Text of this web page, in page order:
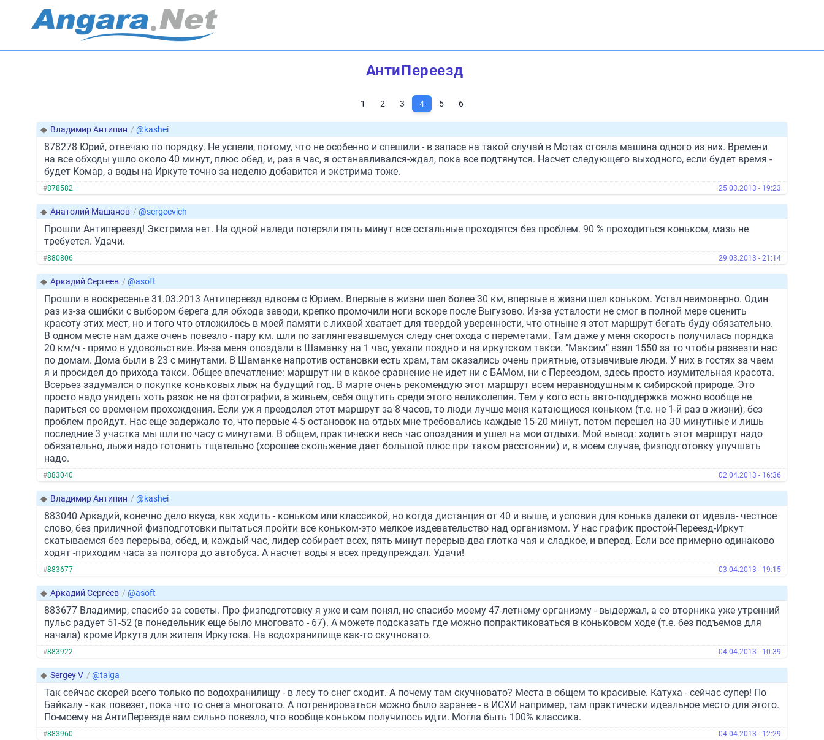
АнтиПереезд
1 2 3 4 5 6
◆ Владимир Антипин / @kashei
878278 Юрий, отвечаю по порядку. Не успели, потому, что не особенно и спешили - в запасе на такой случай в Мотах стояла машина одного из них. Времени
на все обходы ушло около 40 минут, плюс обед, и, раз в час, я останавливался-ждал, пока все подтянутся. Насчет следующего выходного, если будет время -
будет Комар, а воды на Иркуте точно за неделю добавится и экстрима тоже.
#878582 25.03.2013 - 19:23
◆ Анатолий Машанов / @sergeevich
Прошли Антипереезд! Экстрима нет. На одной наледи потеряли пять минут все остальные проходятся без проблем. 90 % проходиться коньком, мазь не
требуется. Удачи.
#880806 29.03.2013 - 21:14
◆ Аркадий Сергеев / @asoft
Прошли в воскресенье 31.03.2013 Антипереезд вдвоем с Юрием. Впервые в жизни шел более 30 км, впервые в жизни шел коньком. Устал неимоверно. Один
раз из-за ошибки с выбором берега для обхода заводи, крепко промочили ноги вскоре после Выгузово. Из-за усталости не смог в полной мере оценить
красоту этих мест, но и того что отложилось в моей памяти с лихвой хватает для твердой уверенности, что отныне я этот маршрут бегать буду обязательно.
В одном месте нам даже очень повезло - пару км. шли по заглянгевавшемуся следу снегохода с переметами. Там даже у меня скорость получилась порядка
20 км/ч - прямо в удовольствие. Из-за меня опоздали в Шаманку на 1 час, уехали поздно и на иркутском такси. "Максим" взял 1550 за то чтобы развезти нас
по домам. Дома были в 23 с минутами. В Шаманке напротив остановки есть храм, там оказались очень приятные, отзывчивые люди. У них в гостях за чаем
я и просидел до прихода такси. Общее впечатление: маршрут ни в какое сравнение не идет ни с БАМом, ни с Переездом, здесь просто изумительная красота.
Всерьез задумался о покупке коньковых лыж на будущий год. В марте очень рекомендую этот маршрут всем неравнодушным к сибирской природе. Это
просто надо увидеть хоть разок не на фотографии, а живьем, себя ощутить среди этого великолепия. Тем у кого есть авто-поддержка можно вообще не
париться со временем прохождения. Если уж я преодолел этот маршрут за 8 часов, то люди лучше меня катающиеся коньком (т.е. не 1-й раз в жизни), без
проблем пройдут. Нас еще задержало то, что первые 4-5 остановок на отдых мне требовались каждые 15-20 минут, потом перешел на 30 минутные и лишь
последние 3 участка мы шли по часу с минутами. В общем, практически весь час опоздания и ушел на мои отдыхи. Мой вывод: ходить этот маршрут надо
обязательно, лыжи надо готовить тщательно (хорошее скольжение дает большой плюс при таком расстоянии) и, в моем случае, физподготовку улучшать
надо.
#883040 02.04.2013 - 16:36
◆ Владимир Антипин / @kashei
883040 Аркадий, конечно дело вкуса, как ходить - коньком или классикой, но когда дистанция от 40 и выше, и условия для конька далеки от идеала- честное
слово, без приличной физподготовки пытаться пройти все коньком-это мелкое издевательство над организмом. У нас график простой-Переезд-Иркут
скатываемся без перерыва, обед, и, каждый час, лидер собирает всех, пять минут перерыв-два глотка чая и сладкое, и вперед. Если все примерно одинаково
ходят -приходим часа за полтора до автобуса. А насчет воды я всех предупреждал. Удачи!
#883677 03.04.2013 - 19:15
◆ Аркадий Сергеев / @asoft
883677 Владимир, спасибо за советы. Про физподготовку я уже и сам понял, но спасибо моему 47-летнему организму - выдержал, а со вторника уже утренний
пульс радует 51-52 (в понедельник еще было многовато - 67). А можете подсказать где можно попрактиковаться в коньковом ходе (т.е. без подъемов для
начала) кроме Иркута для жителя Иркутска. На водохранилище как-то скучновато.
#883922 04.04.2013 - 10:39
◆ Sergey V / @taiga
Так сейчас скорей всего только по водохранилищу - в лесу то снег сходит. А почему там скучновато? Места в общем то красивые. Катуха - сейчас супер! По
Байкалу - как повезет, пока что то снега многовато. А потренироваться можно было заранее - в ИСХИ например, там практически идеальное место для этого.
По-моему на АнтиПереезде вам сильно повезло, что вообще коньком получилось идти. Могла быть 100% классика.
#883960 04.04.2013 - 12:29